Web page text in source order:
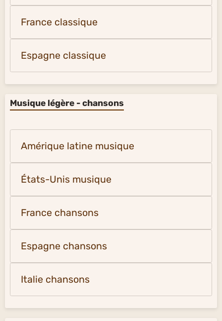
France classique
Espagne classique
Musique légère - chansons
Amérique latine musique
États-Unis musique
France chansons
Espagne chansons
Italie chansons